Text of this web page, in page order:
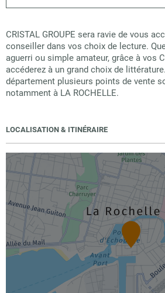
CRISTAL GROUPE sera ravie de vous
conseiller dans vos choix de lecture.
aguerri ou simple amateur, grâce à vos
accéderez à un grand choix de
département plusieurs points de vente
notamment à LA ROCHELLE.
LOCALISATION & ITINÉRAIRE